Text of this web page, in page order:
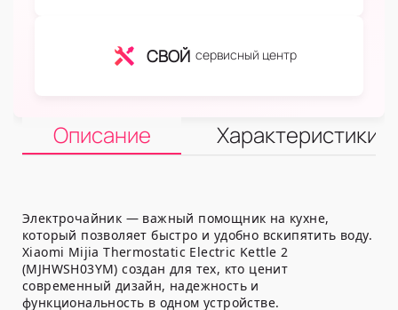
СВОЙ сервисный центр
Описание Характеристики
Электрочайник — важный помощник на кухне,
который позволяет быстро и удобно вскипятить воду.
Xiaomi Mijia Thermostatic Electric Kettle 2
(MJHWSH03YM) создан для тех, кто ценит
современный дизайн, надежность и
функциональность в одном устройстве.